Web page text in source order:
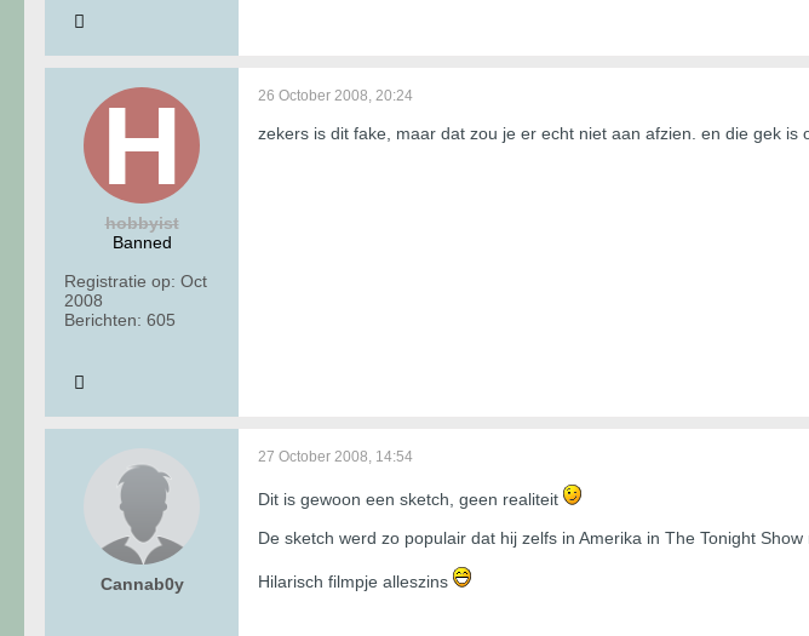
hobbyist
Banned
Registratie op: Oct
2008
Berichten: 605
26 October 2008, 20:24
zekers is dit fake, maar dat zou je er echt niet aan afzien. en die gek
Cannab0y
27 October 2008, 14:54
Dit is gewoon een sketch, geen realiteit
De sketch werd zo populair dat hij zelfs in Amerika in The Tonight
Hilarisch filmpje alleszins